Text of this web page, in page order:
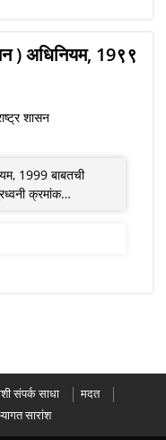
) अधिनियम, 19९९
शासन
1999 बाबतची
क्रमांक…
संपर्क साधा
मदत
सारांश